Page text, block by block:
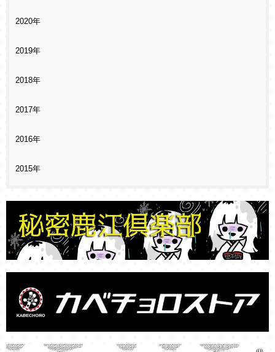
2020年
2019年
2018年
2017年
2016年
2015年